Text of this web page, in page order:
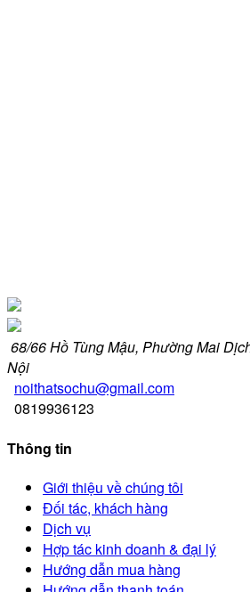
68/66 Hồ Tùng Mậu, Phường Mai
Nội
noithatsochu@gmail.com
0819936123
Thông tin
Giới thiệu về chúng tôi
Đối tác, khách hàng
Dịch vụ
Hợp tác kinh doanh & đại lý
Hướng dẫn mua hàng